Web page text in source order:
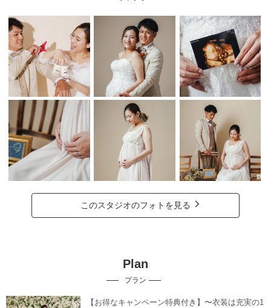
このスタジオのフォトを見る
Plan
プラン
【お得なキャンペーン特典付き】〜衣装は充実の1